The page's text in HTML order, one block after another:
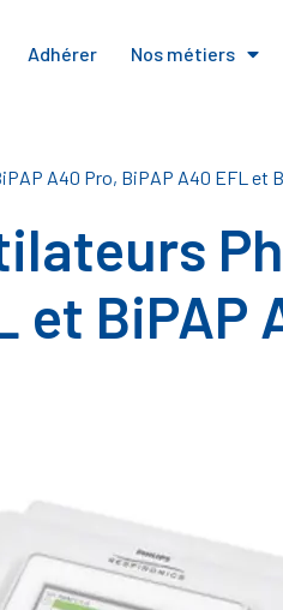
Adhérer Nos métiers
A40 Pro, BiPAP A40 EFL et
et BiPAP